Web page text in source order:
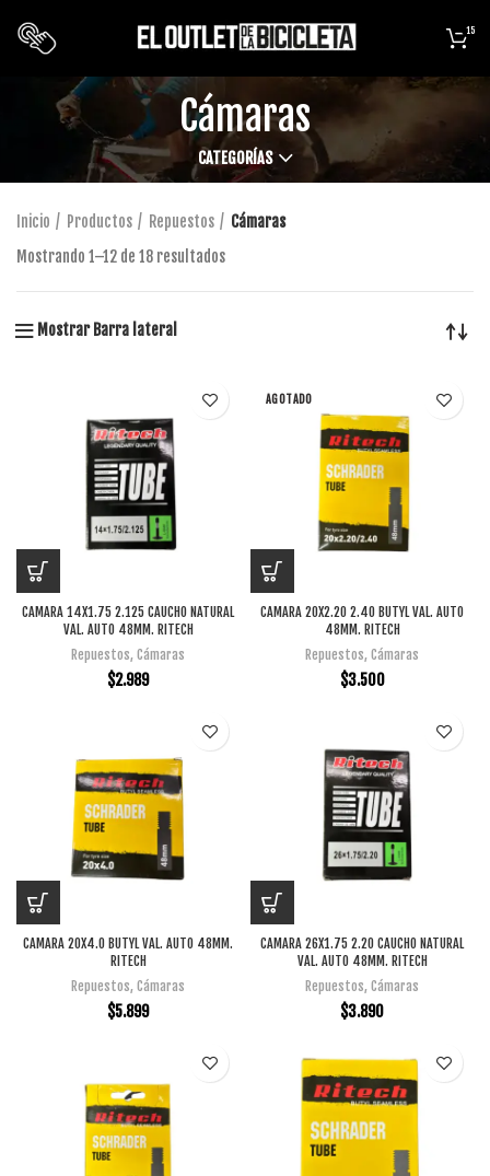
15
Cámaras
CATEGORÍAS
Inicio Productos Repuestos
Cámaras
Mostrando 1–12 de 18 resultados
Mostrar Barra lateral
CAMARA 14X1.75 2.125 CAUCHO NATURAL
VAL. AUTO 48MM. RITECH
Repuestos, Cámaras
$2.989
AGOTADO
CAMARA 20X2.20 2.40 BUTYL VAL. AUTO
48MM. RITECH
Repuestos, Cámaras
$3.500
CAMARA 20X4.0 BUTYL VAL. AUTO 48MM.
RITECH
Repuestos, Cámaras
$5.899
CAMARA 26X1.75 2.20 CAUCHO NATURAL
VAL. AUTO 48MM. RITECH
Repuestos, Cámaras
$3.890